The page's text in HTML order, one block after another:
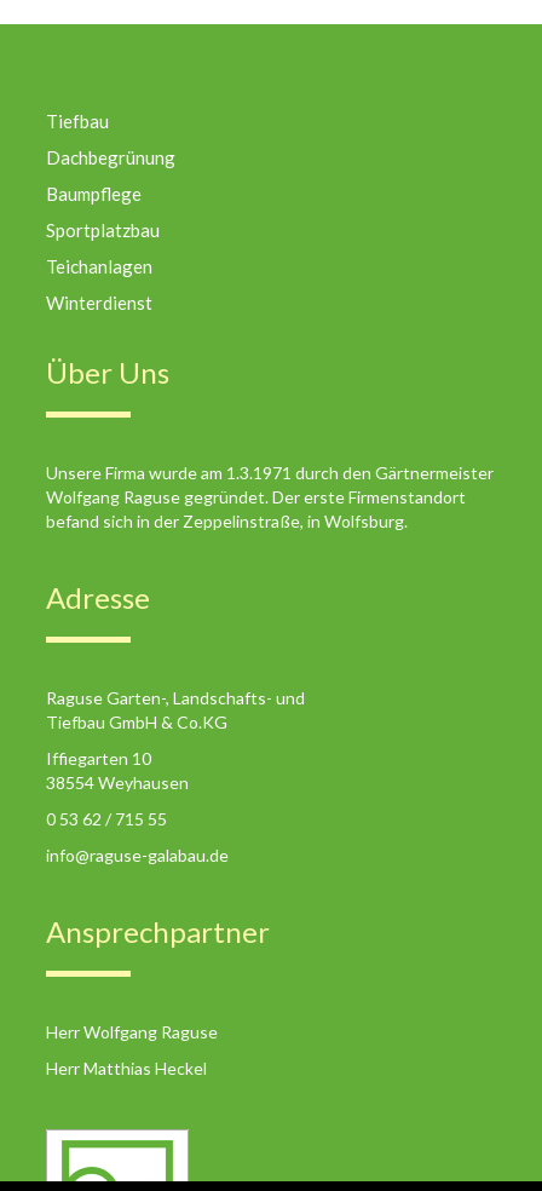
Tiefbau
Dachbegrünung
Baumpflege
Sportplatzbau
Teichanlagen
Winterdienst
Über Uns
Unsere Firma wurde am 1.3.1971 durch den Gärtnermeister
Wolfgang Raguse gegründet. Der erste Firmenstandort
befand sich in der Zeppelinstraße, in Wolfsburg.
Adresse
Raguse Garten-, Landschafts- und
Tiefbau GmbH & Co.KG
Iffiegarten 10
38554 Weyhausen
0 53 62 / 715 55
info@raguse-galabau.de
Ansprechpartner
Herr Wolfgang Raguse
Herr Matthias Heckel